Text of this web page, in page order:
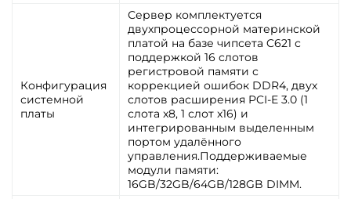
Конфигурация
системной
платы
Сервер комплектуется
двухпроцессорной материнской
платой на базе чипсета C621 с
поддержкой 16 слотов
регистровой памяти с
коррекцией ошибок DDR4, двух
слотов расширения PCI-E 3.0 (1
слота x8, 1 слот x16) и
интегрированным выделенным
портом удалённого
управления.Поддерживаемые
модули памяти:
16GB/32GB/64GB/128GB DIMM.